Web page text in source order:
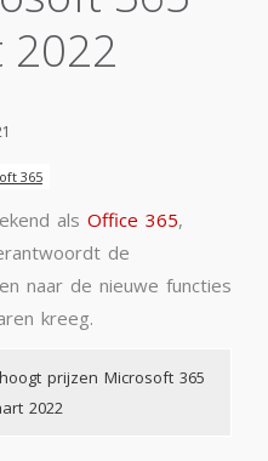
2022
365
als Office 365,
de
naar de nieuwe functies
kreeg.
prijzen Microsoft 365
2022